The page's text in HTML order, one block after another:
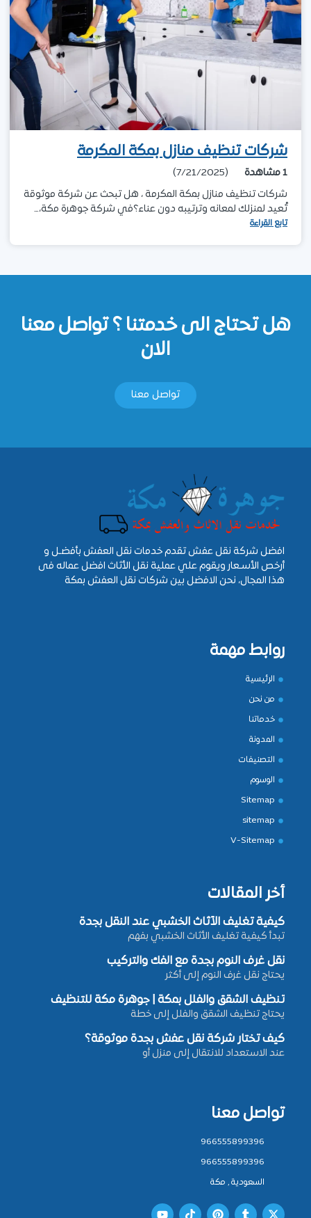
شركات تنظيف منازل بمكة المكرمة
1مشاهدة
(7/21/2025)
شركات تنظيف منازل بمكة المكرمة ، هل تبحث عن شركة موثوقة
تُعيد لمنزلك لمعانه وترتيبه دون عناء؟في شركة جوهرة مكة،…
تابع القراءة
هل تحتاج الى خدمتنا ؟ تواصل معنا
الان
تواصل معنا
افضل شركة نقل عفش تقدم خدمات نقل العفش بأفضـل و
أرخص الأسـعار ويقوم علي عملية نقل الأثاث افضل عماله فى
هذا المجال، نحن الافضل بين شركات نقل العفش بمكة
روابط مهمة
الرئيسية
من نحن
خدماتنا
المدونة
التصنيفات
الوسوم
Sitemap
sitemap
V-Sitemap
أخر المقالات
كيفية تغليف الأثاث الخشبي عند النقل بجدة
تبدأ كيفية تغليف الأثاث الخشبي بفهم
نقل غرف النوم بجدة مع الفك والتركيب
يحتاج نقل غرف النوم إلى أكثر
تنظيف الشقق والفلل بمكة | جوهرة مكة للتنظيف
يحتاج تنظيف الشقق والفلل إلى خطة
كيف تختار شركة نقل عفش بجدة موثوقة؟
عند الاستعداد للانتقال إلى منزل أو
تواصل معنا
966555899396
966555899396
السعودية , مكة
X
T
P
T
Y